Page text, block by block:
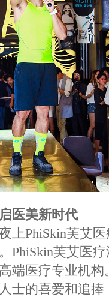
医美新时代
PhiSkin芙艾医
PhiSkin芙艾医
端医疗专业机构
士的喜爱和追